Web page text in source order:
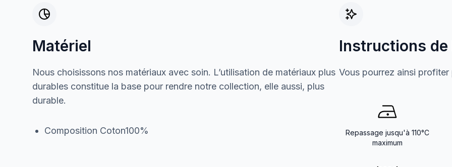
Matériel
Nous choisissons nos matériaux avec soin. L’utilisation de matériaux plus
durables constitue la base pour rendre notre collection, elle aussi, plus
durable.
Composition Coton100%
Instructions
Vous pourrez ainsi
Repassage jusqu'à 110°C
maximum